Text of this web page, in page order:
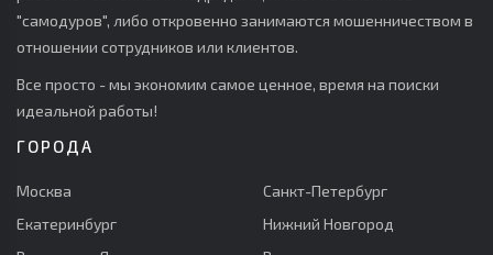
"самодуров", либо откровенно занимаются мошенничеством в
отношении сотрудников или клиентов.
Все просто - мы экономим самое ценное, время на поиски
идеальной работы!
ГОРОДА
Москва
Санкт-Петербург
Екатеринбург
Нижний Новгород